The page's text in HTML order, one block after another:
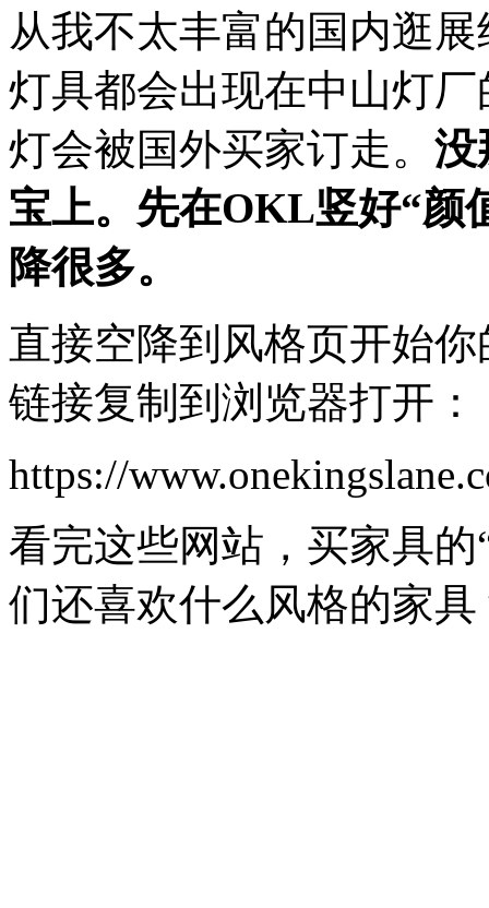
从我不太丰富的国内逛
灯具都会出现在中山灯
灯会被国外买家订走。 没
宝上。先在OKL竖好“颜
降很多。
直接空降到风格页开始
链接复制到浏览器打开：
https://
看完这些网站，买家具
们还喜欢什么风格的家